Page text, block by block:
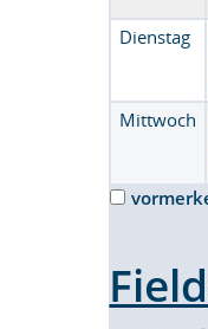
Dienstag
Mittwoch